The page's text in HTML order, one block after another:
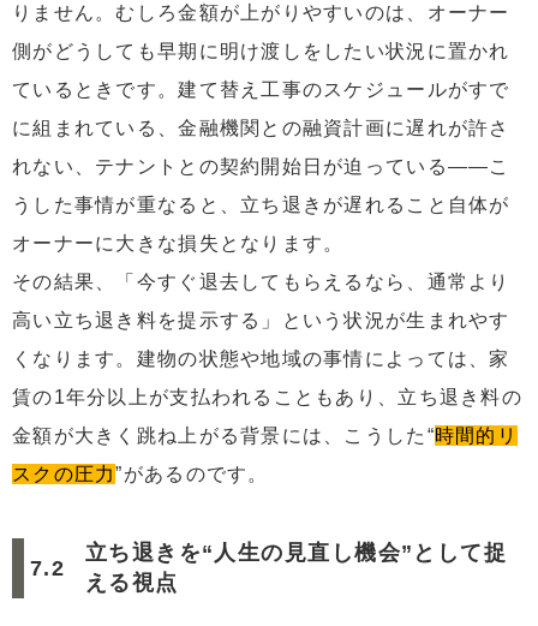
りません。むしろ金額が上がりやすいのは、オーナー
側がどうしても早期に明け渡しをしたい状況に置かれ
ているときです。建て替え工事のスケジュールがすで
に組まれている、金融機関との融資計画に遅れが許さ
れない、テナントとの契約開始日が迫っている——こ
うした事情が重なると、立ち退きが遅れること自体が
オーナーに大きな損失となります。
その結果、「今すぐ退去してもらえるなら、通常より
高い立ち退き料を提示する」という状況が生まれやす
くなります。建物の状態や地域の事情によっては、家
賃の1年分以上が支払われることもあり、立ち退き料の
金額が大きく跳ね上がる背景には、こうした“時間的リ
スクの圧力”があるのです。
立ち退きを“人生の見直し機会”として捉
える視点